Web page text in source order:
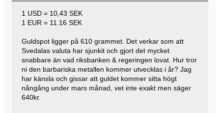
1 USD = 10,43 SEK
1 EUR = 11.16 SEK
Guldspot ligger på 610 grammet. Det verkar som att
Svedalas valuta har sjunkit och gjort det mycket
snabbare än vad riksbanken & regeringen lovat. Hur tror
ni den barbariska metallen kommer utvecklas i år? Jag
har känsla och gissar att guldet kommer sitta högt
nångång under mars månad, vet inte exakt men säger
640kr.